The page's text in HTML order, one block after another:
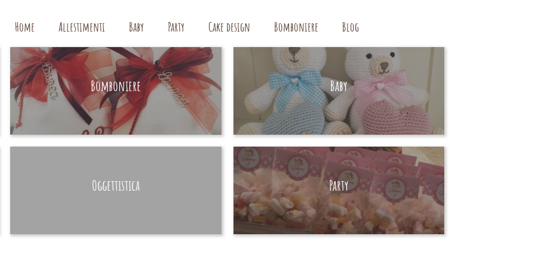
Home Allestimenti Baby Party Cake design Bomboniere Blog
Bomboniere
HAND MADE
Baby
HAND MADE
Oggettistica Party